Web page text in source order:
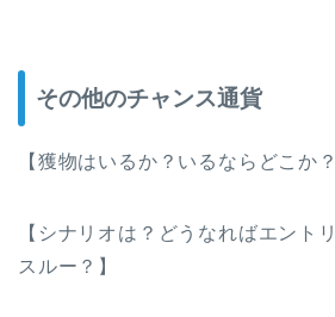
その他のチャンス通貨
【獲物はいるか？いるならどこか？
【シナリオは？どうなればエント
スルー？】